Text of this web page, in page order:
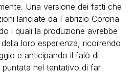
Una versione dei fatti che
lanciate da Fabrizio Corona
i quali la produzione avrebbe
loro esperienza, ricorrendo
e anticipando il falò di
nel tentativo di far